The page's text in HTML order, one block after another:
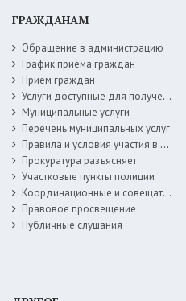
ГРАЖДАНАМ
Обращение в администрацию
График приема граждан
Прием граждан
Услуги доступные для получения в электронной форме
Муниципальные услуги
Перечень муниципальных услуг
Правила и условия участия в жилищных программах
Прокуратура разъясняет
Участковые пункты полиции
Координационные и совещательные органы
Правовое просвещение
Публичные слушания